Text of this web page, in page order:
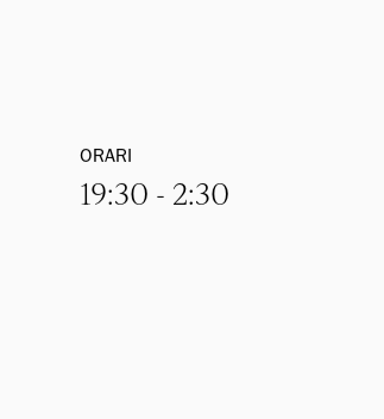
ORARI
19:30 - 2:30